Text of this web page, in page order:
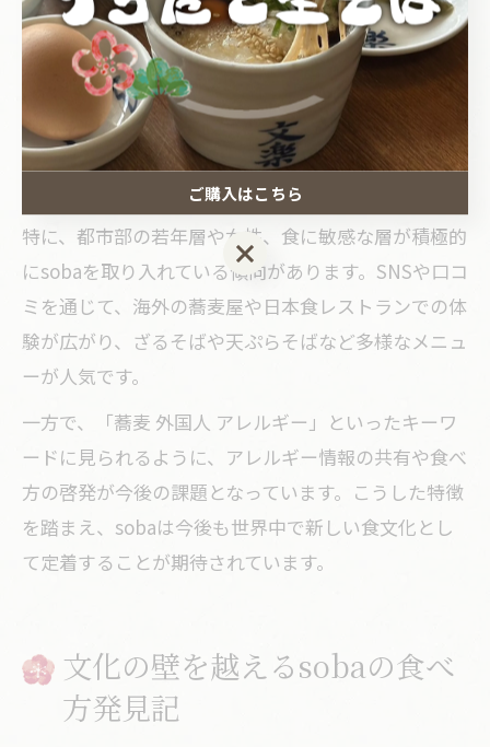
世界で広がるsobaのファン層の特徴
sobaのファン層は、世界各国で多様化しています。
健康志向の人々やベジタリアン、グルテンフリーを実
践する層に加え、日本文化や伝統食に興味を持つ旅行
者や現地在住の日本人コミュニティも重要な担い手で
特に、都市部の若年層や女性、食に敏感な層が積極的
にsobaを取り入れている傾向があります。SNSや口コ
ミを通じて、海外の蕎麦屋や日本食レストランでの体
験が広がり、ざるそばや天ぷらそばなど多様なメニュ
ーが人気です。
一方で、「蕎麦 外国人 アレルギー」といったキーワ
ードに見られるように、アレルギー情報の共有や食べ
方の啓発が今後の課題となっています。こうした特徴
を踏まえ、sobaは今後も世界中で新しい食文化とし
て定着することが期待されています。
文化の壁を越えるsobaの食べ
方発見記
ご購入はこちら
ご購入はこちら